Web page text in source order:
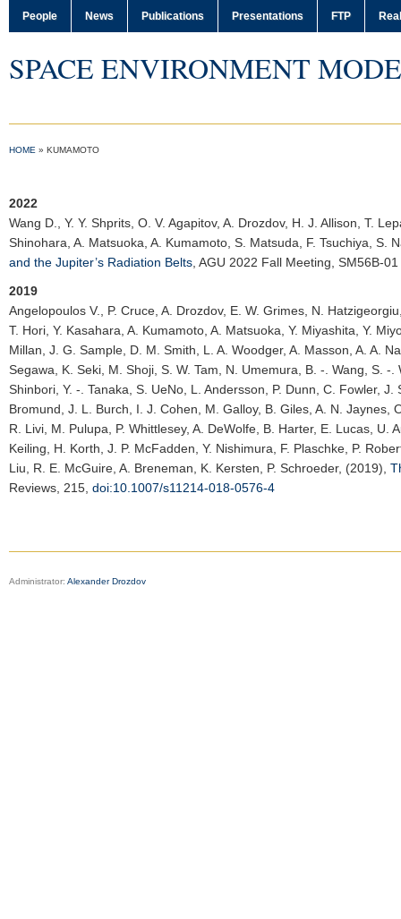
People News Publications Presentations FTP
SPACE ENVIRONMENT
HOME » KUMAMOTO
2022
Wang D.
, Y. Y. Shprits, O. V. Agapitov, A. Drozdov, H. J. Allison, T.
Shinohara, A. Matsuoka, A. Kumamoto, S. Matsuda, F. Tsuchiya, S.
and the Jupiter’s Radiation Belts AGU 2022 Fall Meeting , SM56B-01
2019
Angelopoulos V.
, P. Cruce, A. Drozdov, E. W. Grimes, N.
T. Hori, Y. Kasahara, A. Kumamoto, A. Matsuoka, Y. Miyashita, Y.
Millan, J. G. Sample, D. M. Smith, L. A. Woodger, A. Masson, A. A.
Segawa, K. Seki, M. Shoji, S. W. Tam, N. Umemura, B. -. Wang, S.
Shinbori, Y. -. Tanaka, S. UeNo, L. Andersson, P. Dunn, C. Fowler,
Bromund, J. L. Burch, I. J. Cohen, M. Galloy, B. Giles, A. N. Jaynes,
R. Livi, M. Pulupa, P. Whittlesey, A. DeWolfe, B. Harter, E. Lucas,
Keiling, H. Korth, J. P. McFadden, Y. Nishimura, F. Plaschke, P.
Liu, R. E. McGuire, A. Breneman, K. Kersten, P. Schroeder, (2019),
Reviews , 215, doi:10.1007/s11214-018-0576-4
Administrator: Alexander Drozdov